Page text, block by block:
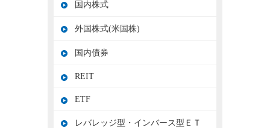
国内株式
外国株式(米国株)
国内債券
REIT
ETF
レバレッジ型・インバース型ＥＴ